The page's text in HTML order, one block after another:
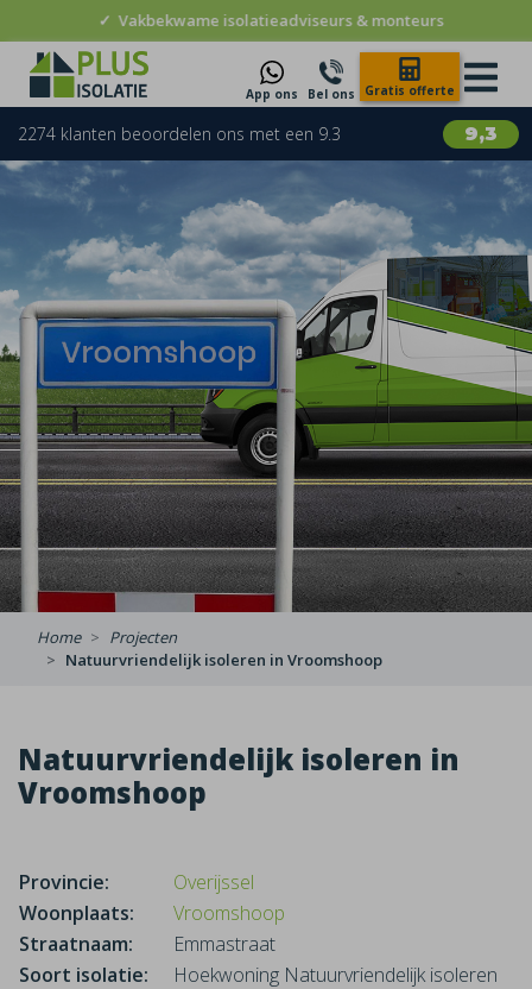
✓ Vakbekwame isolatieadviseurs & monteurs
App ons Bel ons Gratis offerte
9,3
2274 klanten beoordelen ons met een 9.3
Home
Projecten
Natuurvriendelijk isoleren in Vroomshoop
Natuurvriendelijk isoleren in
Vroomshoop
Provincie:
Overijssel
Woonplaats:
Vroomshoop
Straatnaam:
Emmastraat
Soort isolatie:
Hoekwoning Natuurvriendelijk isoleren